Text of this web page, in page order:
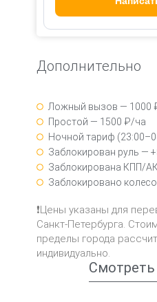
Дополнительно
Ложный вызов — 1000
Простой — 1500 ₽/ча
Ночной тариф
Заблокирован руль —
Заблокирована КПП/
Заблокировано
❗Цены указаны для
Санкт-Петербурга.
пределы города
индивидуально.